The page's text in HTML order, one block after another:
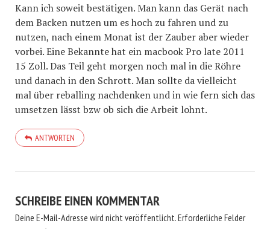
Kann ich soweit bestätigen. Man kann das Gerät nach
dem Backen nutzen um es hoch zu fahren und zu
nutzen, nach einem Monat ist der Zauber aber wieder
vorbei. Eine Bekannte hat ein macbook Pro late 2011
15 Zoll. Das Teil geht morgen noch mal in die Röhre
und danach in den Schrott. Man sollte da vielleicht
mal über reballing nachdenken und in wie fern sich das
umsetzen lässt bzw ob sich die Arbeit lohnt.
ANTWORTEN
SCHREIBE EINEN KOMMENTAR
Deine E-Mail-Adresse wird nicht veröffentlicht.Erforderliche Felder